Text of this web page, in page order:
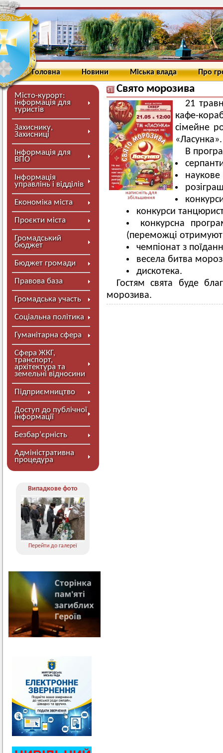
Головна Новини Міська влада Про
Місто-курорт:
інформація для
туристів
Захиснику,
Захисниці
Інформація для
ВПО
Інформація
управлінь і відділів
Економіка міста
Проєкти міста
Громадський
бюджет
Бюджет громади
Правова база
Громадська участь
Соціальна політика
Гуманітарна сфера
Сфера ЖКГ,
транспорт,
архітектура та
земельні відносини
Підприємництво
Доступ до публічної
інформації
Безбар’єрність
Адміністративна
процедура
Випадкове фото
Перейти до галереї
Свято морозива
натисніть для
збільшення
21
кафе-
сімейне
«Ласунка».
В
конкурси
конкурсна
(переможці
чемпіонат з
весела битва
дискотека.
Гостям свята буде
морозива.